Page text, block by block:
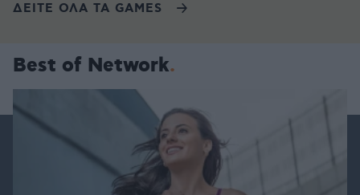
ΔΕΙΤΕ ΟΛΑ ΤΑ GAMES
Best of Network